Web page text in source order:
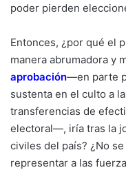
poder pierden
Entonces, ¿por qué el
manera abrumadora y
aprobación—en parte
sustenta en el culto a
transferencias de
electoral—, iría tras la
civiles del país? ¿No
representar a las